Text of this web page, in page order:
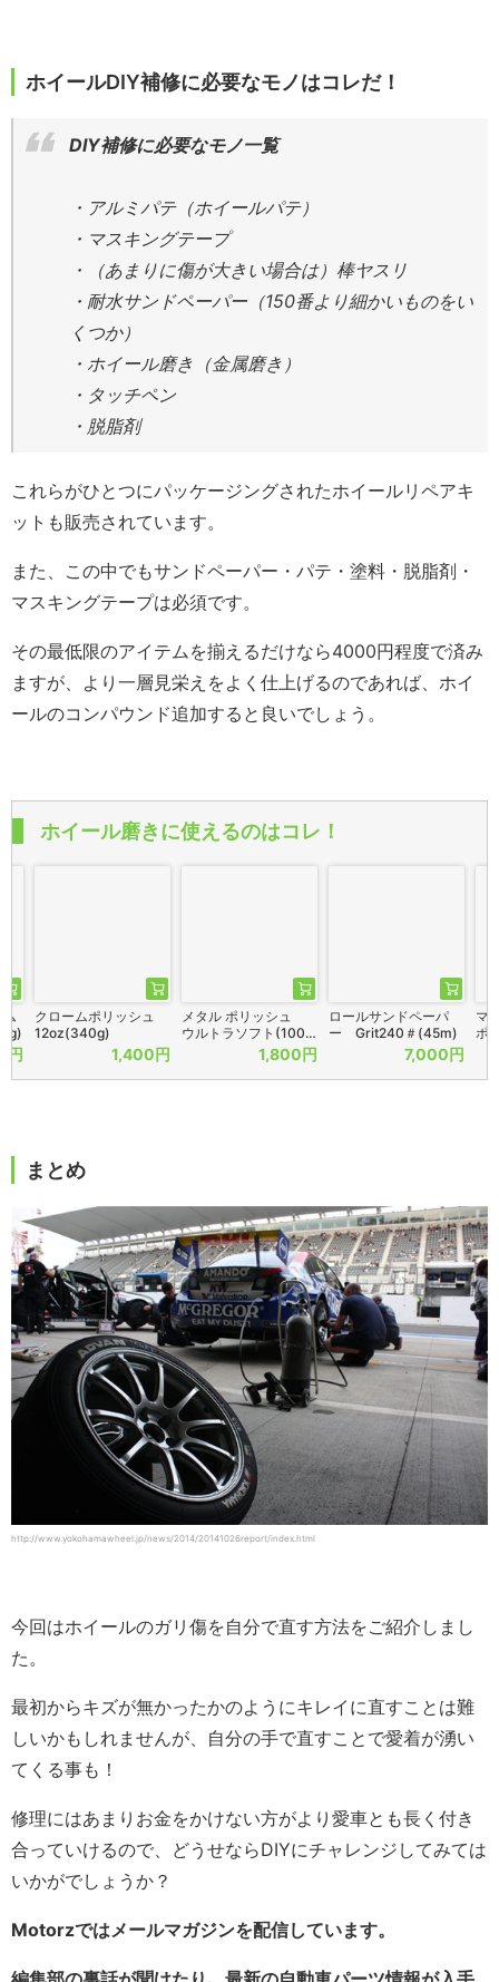
ホイールDIY補修に必要なモノはコレだ！
DIY補修に必要なモノ一覧
・アルミパテ（ホイールパテ）
・マスキングテープ
・（あまりに傷が大きい場合は）棒ヤスリ
・耐水サンドペーパー（150番より細かいものをい
くつか）
・ホイール磨き（金属磨き）
・タッチペン
・脱脂剤
これらがひとつにパッケージングされたホイールリペアキ
ットも販売されています。
また、この中でもサンドペーパー・パテ・塗料・脱脂剤・
マスキングテープは必須です。
その最低限のアイテムを揃えるだけなら4000円程度で済み
ますが、より一層見栄えをよく仕上げるのであれば、ホイ
ールのコンパウンド追加すると良いでしょう。
ホイール磨きに使えるのはコレ！
円
クロームポリッシュ
12oz(340g)
1,400円
メタル ポリッシュ
ウルトラソフト(100…
1,800円
ロールサンドペーパ
ー Grit240＃(45m)
7,000円
マ
ポ
まとめ
http://www.yokohamawheel.jp/news/2014/20141026report/index.html
今回はホイールのガリ傷を自分で直す方法をご紹介しまし
た。
最初からキズが無かったかのようにキレイに直すことは難
しいかもしれませんが、自分の手で直すことで愛着が湧い
てくる事も！
修理にはあまりお金をかけない方がより愛車とも長く付き
合っていけるので、どうせならDIYにチャレンジしてみては
いかがでしょうか？
Motorzではメールマガジンを配信しています。